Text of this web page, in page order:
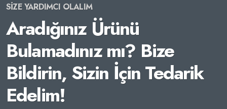
SİZE YARDIMCI OLALIM
Aradığınız Ürünü
Bulamadınız mı? Bize
Bildirin, Sizin İçin Tedarik
Edelim!